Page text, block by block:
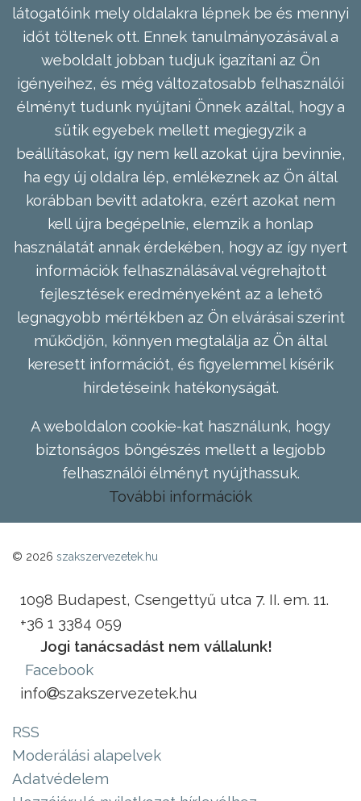
látogatóink mely oldalakra lépnek be és mennyi
időt töltenek ott. Ennek tanulmányozásával a
weboldalt jobban tudjuk igazítani az Ön
igényeihez, és még változatosabb felhasználói
élményt tudunk nyújtani Önnek azáltal, hogy a
sütik egyebek mellett megjegyzik a
beállításokat, így nem kell azokat újra bevinnie,
ha egy új oldalra lép, emlékeznek az Ön által
korábban bevitt adatokra, ezért azokat nem
kell újra begépelnie, elemzik a honlap
használatát annak érdekében, hogy az így nyert
információk felhasználásával végrehajtott
fejlesztések eredményeként az a lehető
legnagyobb mértékben az Ön elvárásai szerint
működjön, könnyen megtalálja az Ön által
keresett információt, és figyelemmel kísérik
hirdetéseink hatékonyságát.
A weboldalon cookie-kat használunk, hogy
biztonságos böngészés mellett a legjobb
felhasználói élményt nyújthassuk.
További információk
© 2026 szakszervezetek.hu
1098 Budapest, Csengettyű utca 7. II. em. 11.
+36 1 3384 059
Jogi tanácsadást nem vállalunk!
Facebook
info
szakszervezetek.hu
RSS
Moderálási alapelvek
Adatvédelem